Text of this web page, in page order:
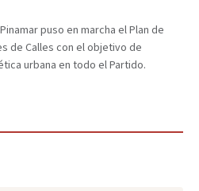
puso en marcha el Plan de
de Calles con el objetivo de
urbana en todo el Partido.